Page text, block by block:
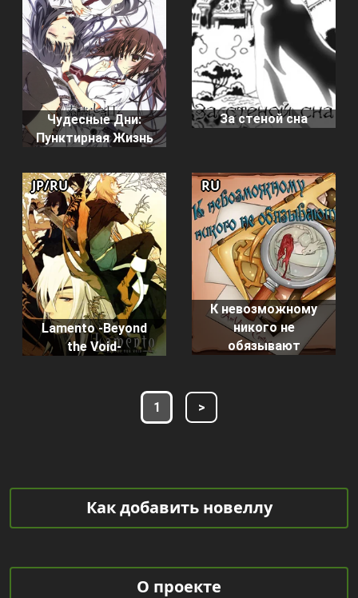
Чудесные Дни:
Пунктирная Жизнь
За стеной сна
Lamento -Beyond
the Void-
JP/RU
К невозможному
никого не
обязывают
RU
1 >
Как добавить новеллу
О проекте